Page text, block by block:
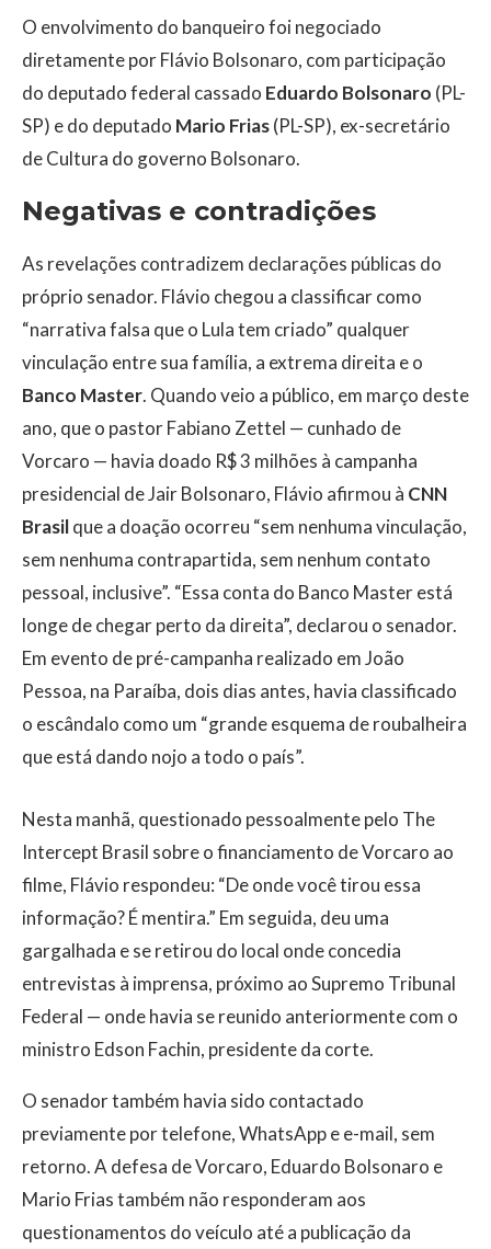
O envolvimento do banqueiro foi negociado
diretamente por Flávio Bolsonaro, com participação
do deputado federal cassado Eduardo Bolsonaro (PL-
SP) e do deputado Mario Frias(PL-SP), ex-secretário
de Cultura do governo Bolsonaro.
Negativas e contradições
As revelações contradizem declarações públicas do
próprio senador. Flávio chegou a classificar como
“narrativa falsa que o Lula tem criado” qualquer
vinculação entre sua família, a extrema direita e o
Banco Master. Quando veio a público, em março deste
ano, que o pastor Fabiano Zettel — cunhado de
Vorcaro — havia doado R$ 3 milhões à campanha
presidencial de Jair Bolsonaro, Flávio afirmou à CNN
Brasilque a doação ocorreu “sem nenhuma vinculação,
sem nenhuma contrapartida, sem nenhum contato
pessoal, inclusive”. “Essa conta do Banco Master está
longe de chegar perto da direita”, declarou o senador.
Em evento de pré-campanha realizado em João
Pessoa, na Paraíba, dois dias antes, havia classificado
o escândalo como um “grande esquema de roubalheira
que está dando nojo a todo o país”.
Nesta manhã, questionado pessoalmente pelo The
Intercept Brasil sobre o financiamento de Vorcaro ao
filme, Flávio respondeu: “De onde você tirou essa
informação? É mentira.” Em seguida, deu uma
gargalhada e se retirou do local onde concedia
entrevistas à imprensa, próximo ao Supremo Tribunal
Federal — onde havia se reunido anteriormente com o
ministro Edson Fachin, presidente da corte.
O senador também havia sido contactado
previamente por telefone, WhatsApp e e-mail, sem
retorno. A defesa de Vorcaro, Eduardo Bolsonaro e
Mario Frias também não responderam aos
questionamentos do veículo até a publicação da